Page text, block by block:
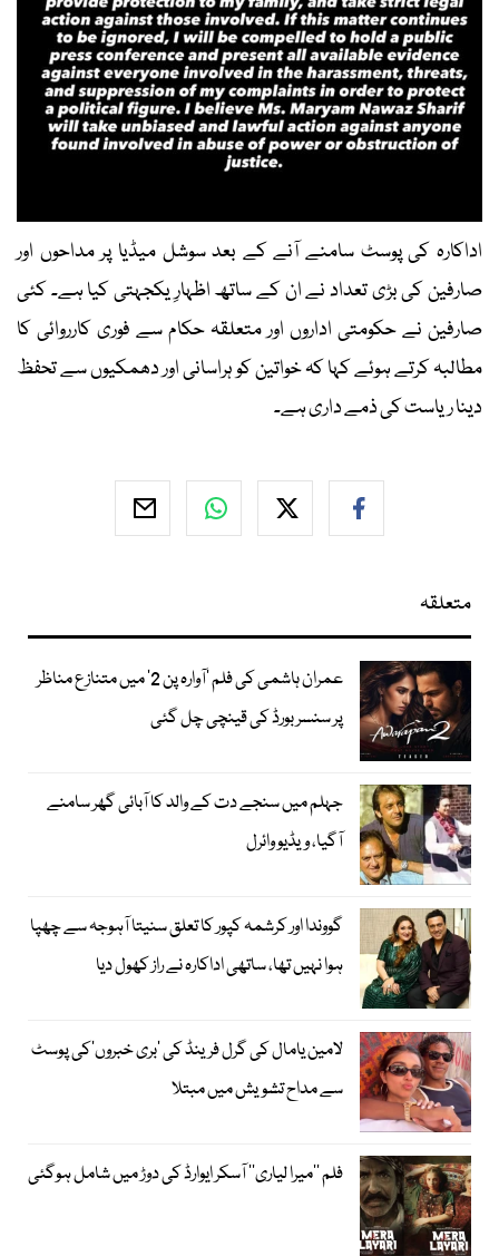
اداکارہ کی پوسٹ سامنے آنے کے بعد سوشل میڈیا پر مداحوں اور
صارفین کی بڑی تعداد نے ان کے ساتھ اظہارِ یکجہتی کیا ہے۔ کئی
صارفین نے حکومتی اداروں اور متعلقہ حکام سے فوری کارروائی کا
مطالبہ کرتے ہوئے کہا کہ خواتین کو ہراسانی اور دھمکیوں سے تحفظ
دینا ریاست کی ذمے داری ہے۔
متعلقہ
عمران ہاشمی کی فلم ’آوارہ پن 2‘ میں متنازع مناظر
پر سنسر بورڈ کی قینچی چل گئی
جہلم میں سنجے دت کے والد کا آبائی گھر سامنے
آگیا، ویڈیو وائرل
گووندا اور کرشمہ کپور کا تعلق سنیتا آہوجہ سے چھپا
ہوا نہیں تھا، ساتھی اداکارہ نے راز کھول دیا
لامین یامال کی گرل فرینڈ کی ’بری خبروں‘کی پوسٹ
سے مداح تشویش میں مبتلا
فلم ’’میرا لیاری‘‘ آسکر ایوارڈ کی دوڑ میں شامل ہوگئی